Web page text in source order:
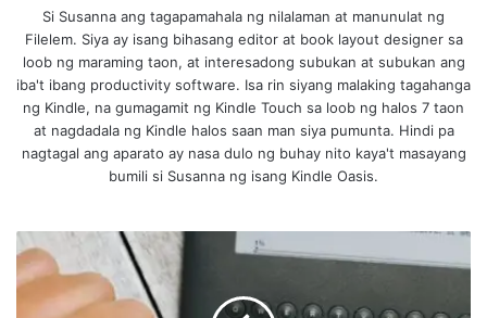
Si Susanna ang tagapamahala ng nilalaman at manunulat ng
Filelem. Siya ay isang bihasang editor at book layout designer sa
loob ng maraming taon, at interesadong subukan at subukan ang
iba't ibang productivity software. Isa rin siyang malaking tagahanga
ng Kindle, na gumagamit ng Kindle Touch sa loob ng halos 7 taon
at nagdadala ng Kindle halos saan man siya pumunta. Hindi pa
nagtagal ang aparato ay nasa dulo ng buhay nito kaya't masayang
bumili si Susanna ng isang Kindle Oasis.